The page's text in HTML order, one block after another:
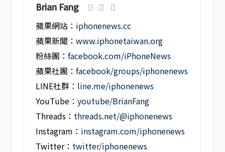
Brian Fang
蘋果網站： iphonenews.cc
蘋果新聞：www.iphonetaiwan.org
粉絲團：facebook.com/iPhoneNews
蘋果社團：facebook/groups/iphonenews
LINE社群： line.me/iphonenews
YouTube：youtube/BrianFang
Threads： threads.net/@iphonenews
Instagram： instagram.com/iphonenews
Twitter： twitter/iphonenews